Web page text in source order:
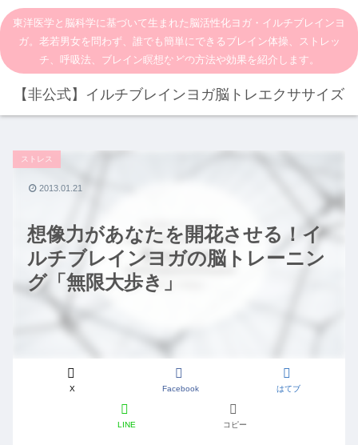
東洋医学と脳科学に基づいて生まれた脳活性化ヨガ・イルチブレインヨ
ガ。老若男女を問わず、誰でも簡単にできるブレイン体操、ストレッ
チ、呼吸法、ブレイン瞑想などの方法や効果を紹介します。
【非公式】イルチブレインヨガ脳トレエクササイズ
想像力があなたを開花させる！イ
ルチブレインヨガの脳トレーニン
グ「無限大歩き」
ストレス
X Facebook はてブ
LINE コピー
2013.01.21